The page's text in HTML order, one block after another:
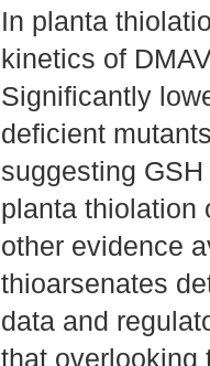
In planta
kinetics of
Significantly
deficient
suggesting
planta thiolation
other evidence
thioarsenates
data and
that overlooking